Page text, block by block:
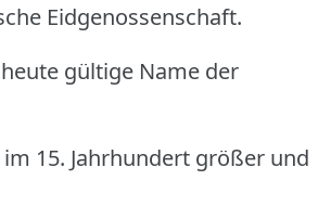
Eidgenossenschaft.
gültige Name der
15. Jahrhundert größer und